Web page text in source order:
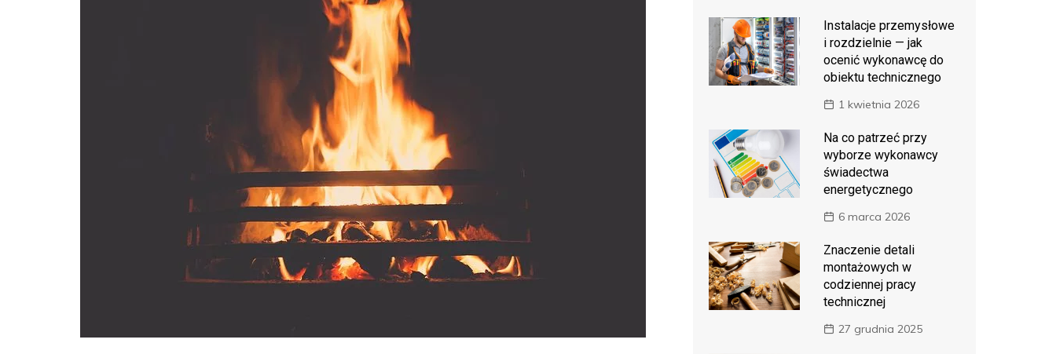
Instalacje przemysłowe
i rozdzielnie — jak
ocenić wykonawcę do
obiektu technicznego
1 kwietnia 2026
Na co patrzeć przy
wyborze wykonawcy
świadectwa
energetycznego
6 marca 2026
Znaczenie detali
montażowych w
codziennej pracy
technicznej
27 grudnia 2025